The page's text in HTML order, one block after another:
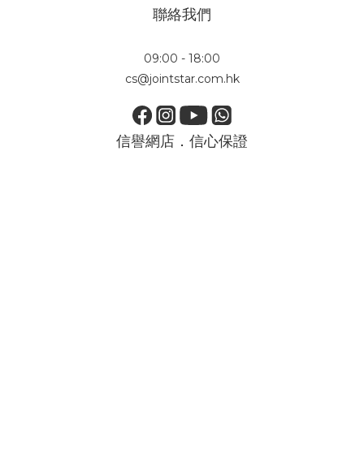
聯絡我們
09:00 - 18:00
cs@jointstar.com.hk
信譽網店．信心保證